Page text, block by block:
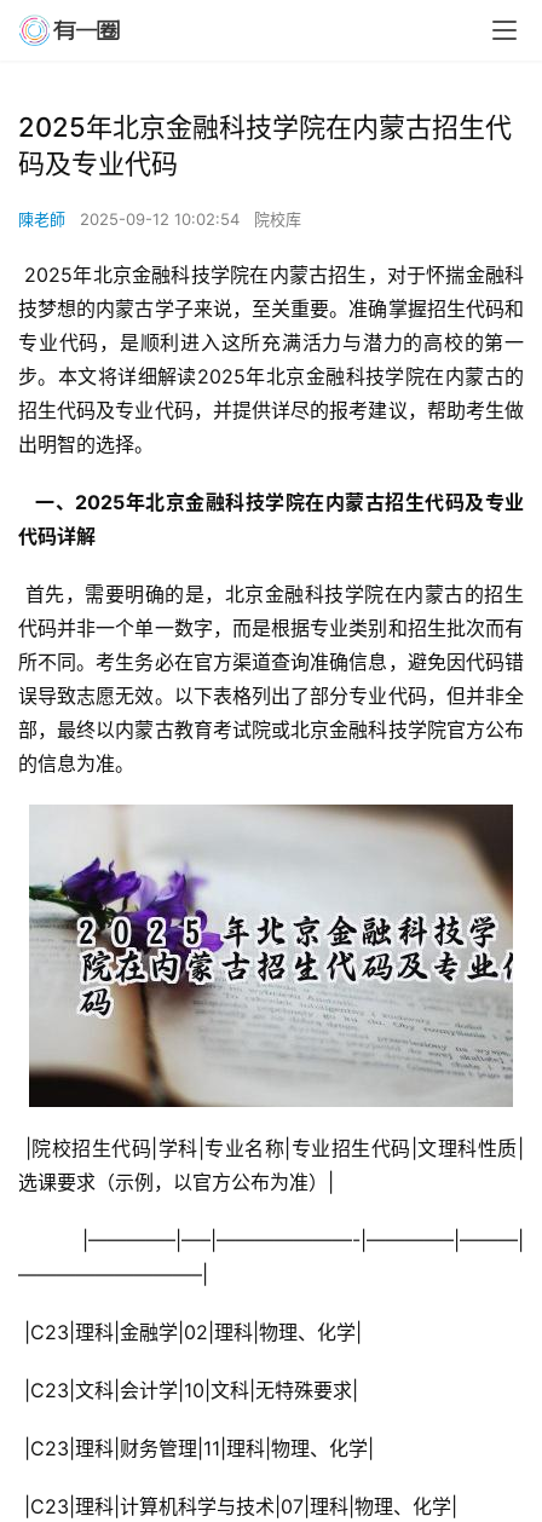
2025年北京金融科技学院在内蒙古招生代
码及专业代码
陳老師 2025-09-12 10:02:54 院校库
技梦想的内蒙古学子来说，至关重要。准确掌握招生代码和
专业代码，是顺利进入这所充满活力与潜力的高校的第一
步。本文将详细解读2025年北京金融科技学院在内蒙古的
招生代码及专业代码，并提供详尽的报考建议，帮助考生做
出明智的选择。
  一、2025年北京金融科技学院在内蒙古招生代码及专业
代码详解
代码并非一个单一数字，而是根据专业类别和招生批次而有
所不同。考生务必在官方渠道查询准确信息，避免因代码错
误导致志愿无效。以下表格列出了部分专业代码，但并非全
部，最终以内蒙古教育考试院或北京金融科技学院官方公布
的信息为准。
选课要求（示例，以官方公布为准）|
—————————–|
|C23|理科|金融学|02|理科|物理、化学|
|C23|文科|会计学|10|文科|无特殊要求|
|C23|理科|财务管理|11|理科|物理、化学|
|C23|理科|计算机科学与技术|07|理科|物理、化学|